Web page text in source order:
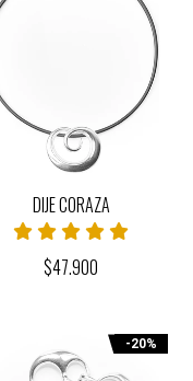
DIJE CORAZA
$47.900
-20%